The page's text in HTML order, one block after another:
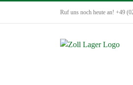
Ruf uns noch heute an! +49